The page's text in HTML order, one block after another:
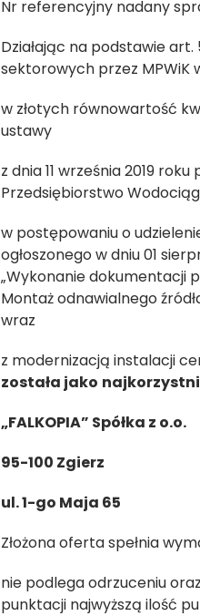
Nr referencyjny nadany
Działając na podstawie
sektorowych przez MPWiK
w złotych równowartość
ustawy
z dnia 11 września 2019
Przedsiębiorstwo
w postępowaniu o
ogłoszonego w dniu 01
„Wykonanie dokumentacji
Montaż odnawialnego
wraz
z modernizacją instalacji
została jako
„FALKOPIA” Spółka z o.o.
95-100 Zgierz
ul. 1-go Maja 65
Złożona oferta spełnia
nie podlega odrzuceniu oraz
punktacji najwyższą ilość